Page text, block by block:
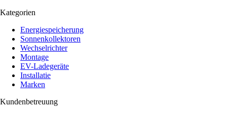
Kategorien
Energiespeicherung
Sonnenkollektoren
Wechselrichter
Montage
EV-Ladegeräte
Installatie
Marken
Kundenbetreuung